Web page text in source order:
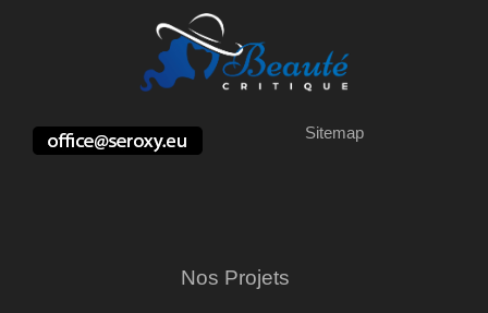
Sitemap
Nos Projets